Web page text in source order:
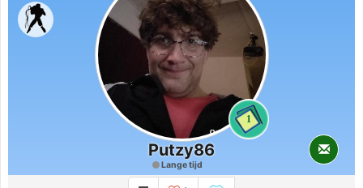
1
Putzy86
Lange tijd